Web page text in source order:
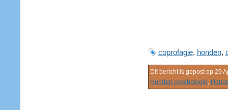
coprofagie, honden,
Dit bericht is gepost op 29
Honden psychologie,